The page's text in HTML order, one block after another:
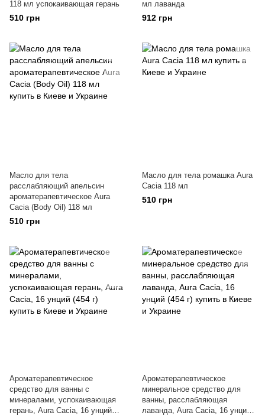
118 мл успокаивающая герань
510 грн
мл лаванда
912 грн
Масло для тела
расслабляющий апельсин
ароматерапевтическое Aura
Cacia (Body Oil) 118 мл
510 грн
Масло для тела ромашка Aura
Cacia 118 мл
510 грн
Ароматерапевтическое
средство для ванны с
минералами, успокаивающая
герань, Aura Cacia, 16 унций
Ароматерапевтическое
минеральное средство для
ванны, расслабляющая
лаванда, Aura Cacia, 16 унций